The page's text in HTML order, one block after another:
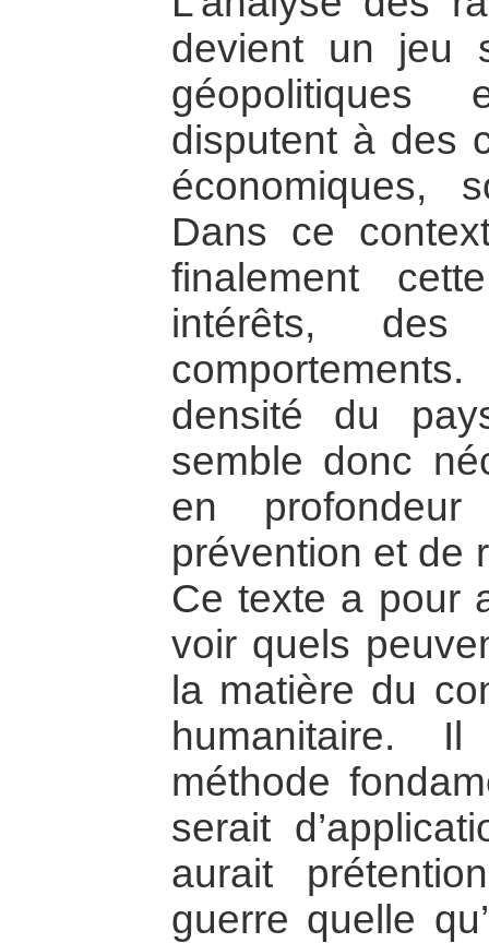
devient un jeu
disputent à des
économiques,
Dans ce
finalement
intérêts,
densité du
semble donc
en
prévention et de
Ce texte a pour
voir quels
la matière du
humanitaire.
méthode
serait
aurait
guerre quelle